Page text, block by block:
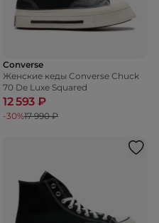
Converse
Женские кеды Converse Chuck
70 De Luxe Squared
12 593 ₽
-30%17 990 ₽